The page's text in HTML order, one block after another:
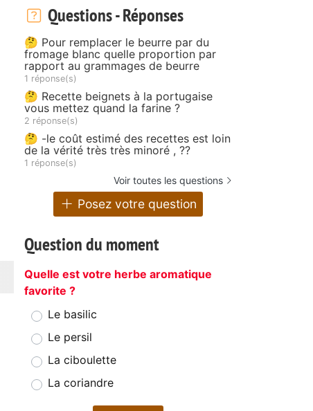
Questions - Réponses
🤔 Pour remplacer le beurre par du
fromage blanc quelle proportion par
rapport au grammages de beurre
1 réponse(s)
🤔 Recette beignets à la portugaise
vous mettez quand la farine ?
2 réponse(s)
🤔 -le coût estimé des recettes est loin
de la vérité très très minoré , ??
1 réponse(s)
Voir toutes les questions
Posez votre question
Question du moment
Quelle est votre herbe aromatique
favorite ?
Le basilic
Le persil
La ciboulette
La coriandre